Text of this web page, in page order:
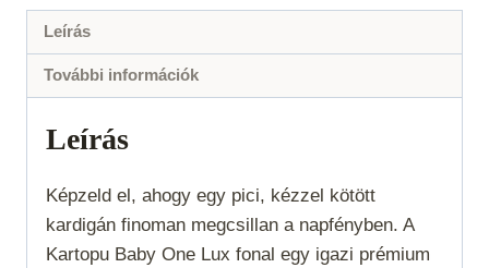
Lux
-
010-
mennyiség
Leírás
További információk
Leírás
Képzeld el, ahogy egy pici, kézzel kötött
kardigán finoman megcsillan a napfényben. A
Kartopu Baby One Lux fonal egy igazi prémium